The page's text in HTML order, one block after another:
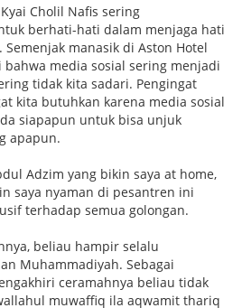
Cholil Nafis sering
berhati-hati dalam menjaga hati
manasik di Aston Hotel
media sosial sering menjadi
tidak kita sadari. Pengingat
kita butuhkan karena media sosial
siapapun untuk bisa unjuk
apapun.
Adzim yang bikin saya at home,
saya nyaman di pesantren ini
terhadap semua golongan.
beliau hampir selalu
Muhammadiyah. Sebagai
ceramahnya beliau tidak
muwaffiq ila aqwamit thariq